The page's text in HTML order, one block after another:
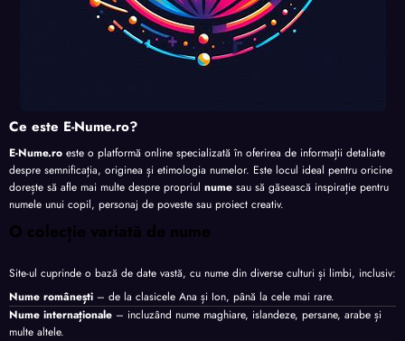
Ce este E-Nume.ro?
E-Nume.ro este o platformă online specializată în oferirea de informații detaliate
despre semnificația, originea și etimologia numelor. Este locul ideal pentru oricine
dorește să afle mai multe despre propriul nume sau să găsească inspirație pentru
numele unui copil, personaj de poveste sau proiect creativ.
O colecție variată de nume
Site-ul cuprinde o bază de date vastă, cu nume din diverse culturi și limbi, inclusiv:
Nume românești – de la clasicele Ana și Ion, până la cele mai rare.
Nume internaționale – incluzând nume maghiare, islandeze, persane, arabe și
multe altele.